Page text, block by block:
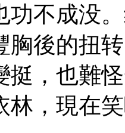
功不成没
胸後的扭
挺，也難
林，現在